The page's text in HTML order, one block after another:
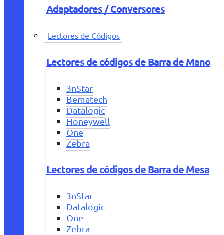
Adaptadores / Conversores
Lectores de Códigos
Lectores de códigos de Barra de Mano
3nStar
Bematech
Datalogic
Honeywell
One
Zebra
Lectores de códigos de Barra de Mesa
3nStar
Datalogic
One
Zebra